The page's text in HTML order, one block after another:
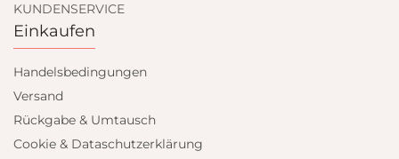
KUNDENSERVICE
Einkaufen
Handelsbedingungen
Versand
Rückgabe & Umtausch
Cookie & Dataschutzerklärung